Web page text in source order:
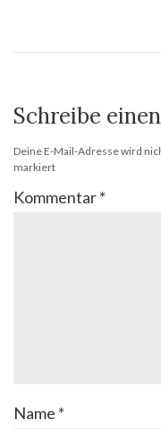
Schreibe
Deine E-Mail-Adresse wird
markiert
Kommentar*
Name *